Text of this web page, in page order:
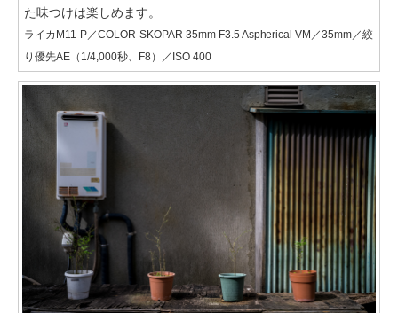
た味つけは楽しめます。
ライカM11-P／COLOR-SKOPAR 35mm F3.5 Aspherical VM／35mm／絞
り優先AE（1/4,000秒、F8）／ISO 400